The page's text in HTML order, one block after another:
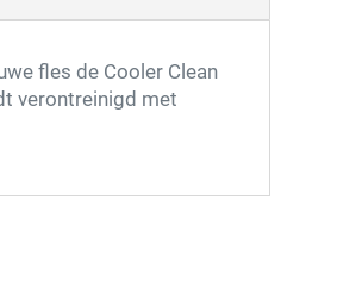
fles de Cooler Clean
verontreinigd met